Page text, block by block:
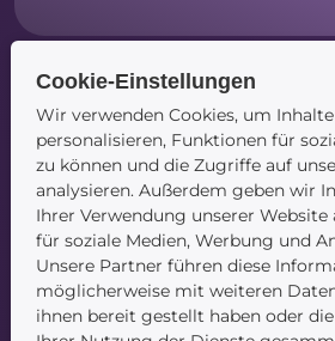
Navigation
Startseite
Blog
Kontakt
Cookie-Einstellungen
Wir verwenden Cookies, um
personalisieren, Funktionen für
zu können und die Zugriffe auf
analysieren. Außerdem geben wir
Ihrer Verwendung unserer Website
für soziale Medien, Werbung und
Unsere Partner führen diese
möglicherweise mit weiteren
ihnen bereit gestellt haben oder